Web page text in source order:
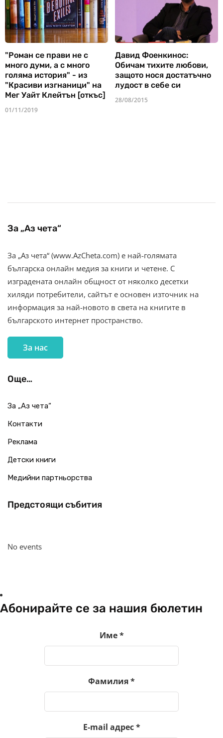
"Роман се прави не с
много думи, а с много
голяма история" - из
"Красиви изгнаници" на
Мег Уайт Клейтън [откъс]
01/11/2019
Давид Фоенкинос:
Обичам тихите любови,
защото нося достатъчно
лудост в себе си
28/08/2015
За „Аз чета“
За „Аз чета“ (www.AzCheta.com) е най-голямата
българска онлайн медия за книги и четене. С
изградената онлайн общност от няколко десетки
хиляди потребители, сайтът е основен източник на
информация за най-новото в света на книгите в
българското интернет пространство.
За нас
Още…
За „Аз чета“
Контакти
Реклама
Детски книги
Медийни партньорства
Предстоящи събития
No events
Абонирайте се за нашия бюлетин
Име*
Фамилия*
E-mail адрес*